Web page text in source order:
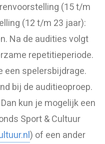
(15 t/m
(12 t/m 23 jaar):
Na de audities volgt
repetitieperiode.
een spelersbijdrage.
bij de auditieoproep.
kun je mogelijk een
Sport & Cultuur
) of een ander